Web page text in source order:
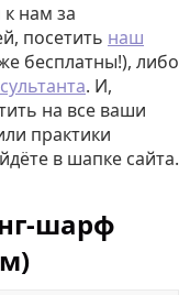
к нам за
посетить наш
бесплатны!), либо
. И,
на все ваши
практики
в шапке сайта.
шарф